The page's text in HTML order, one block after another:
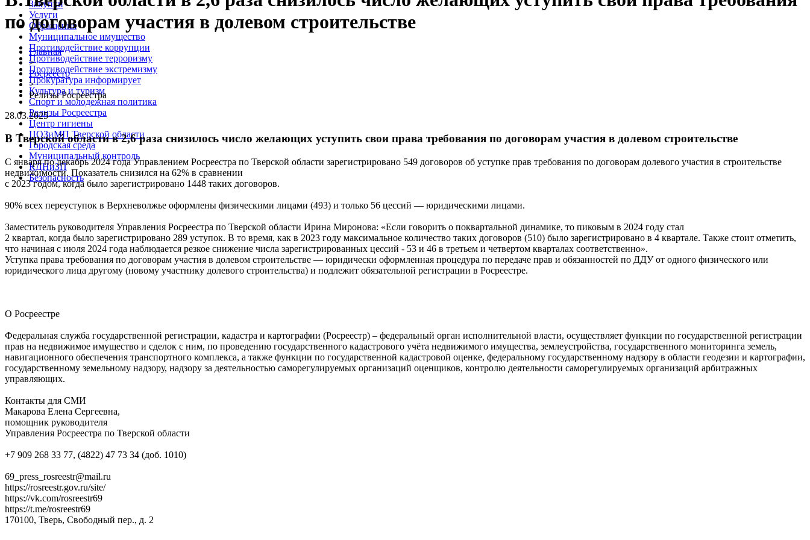
Закупки
Услуги
Обращения
Муниципальное имущество
Противодействие коррупции
Противодействие терроризму
Противодействие экстремизму
Прокуратура информирует
Культура и туризм
Спорт и молодежная политика
Релизы Росреестра
Центр гигиены
ЦОЗиМП Тверской области
Городская среда
Муниципальный контроль
КДНиЗП
Безопасность
по договорам участия в долевом строительстве
Главная
>
Росреестр
>
Релизы Росреестра
28.03.2025
В Тверской области в 2,6 раза снизилось число желающих уступить свои права требования по договорам участия в долевом строительстве
С января по декабрь 2024 года Управлением Росреестра по Тверской области зарегистрировано 549 договоров об уступке прав требования по договорам долевого участия в строительстве
недвижимости. Показатель снизился на 62% в сравнении
с 2023 годом, когда было зарегистрировано 1448 таких договоров.
90% всех переуступок в Верхневолжье оформлены физическими лицами (493) и только 56 цессий — юридическими лицами.
Заместитель руководителя Управления Росреестра по Тверской области Ирина Миронова: «Если говорить о поквартальной динамике, то пиковым в 2024 году стал
2 квартал, когда было зарегистрировано 289 уступок. В то время, как в 2023 году максимальное количество таких договоров (510) было зарегистрировано в 4 квартале. Также стоит отметить,
что начиная с июля 2024 года наблюдается резкое снижение числа зарегистрированных цессий - 53 и 46 в третьем и четвертом кварталах соответственно».
Уступка права требования по договорам участия в долевом строительстве — юридически оформленная процедура по передаче прав и обязанностей по ДДУ от одного физического или
юридического лица другому (новому участнику долевого строительства) и подлежит обязательной регистрации в Росреестре.
О Росреестре
Федеральная служба государственной регистрации, кадастра и картографии (Росреестр) – федеральный орган исполнительной власти, осуществляет функции по государственной регистрации
прав на недвижимое имущество и сделок с ним, по проведению государственного кадастрового учёта недвижимого имущества, землеустройства, государственного мониторинга земель,
навигационного обеспечения транспортного комплекса, а также функции по государственной кадастровой оценке, федеральному государственному надзору в области геодезии и картографии,
государственному земельному надзору, надзору за деятельностью саморегулируемых организаций оценщиков, контролю деятельности саморегулируемых организаций арбитражных
управляющих.
Контакты для СМИ
Макарова Елена Сергеевна,
помощник руководителя
Управления Росреестра по Тверской области
+7 909 268 33 77, (4822) 47 73 34 (доб. 1010)
69_press_rosreestr@mail.ru
https://rosreestr.gov.ru/site/
https://vk.com/rosreestr69
https://t.me/rosreestr69
170100, Тверь, Свободный пер., д. 2